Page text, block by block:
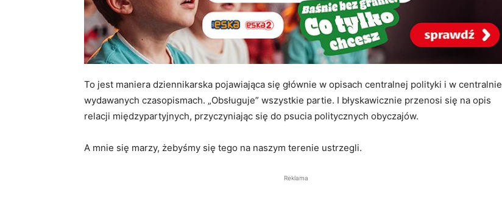
To jest maniera dziennikarska pojawiająca się głównie w opisach centralnej polityki i w centralnie
wydawanych czasopismach. „Obsługuje” wszystkie partie. I błyskawicznie przenosi się na opis
relacji międzypartyjnych, przyczyniając się do psucia politycznych obyczajów.
A mnie się marzy, żebyśmy się tego na naszym terenie ustrzegli.
Reklama